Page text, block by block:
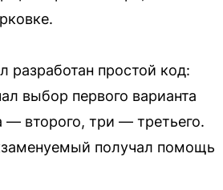
разработан простой код:
выбор первого варианта
— второго, три — третьего.
получал помощь